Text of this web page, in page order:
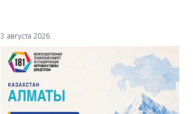
3 августа 2026